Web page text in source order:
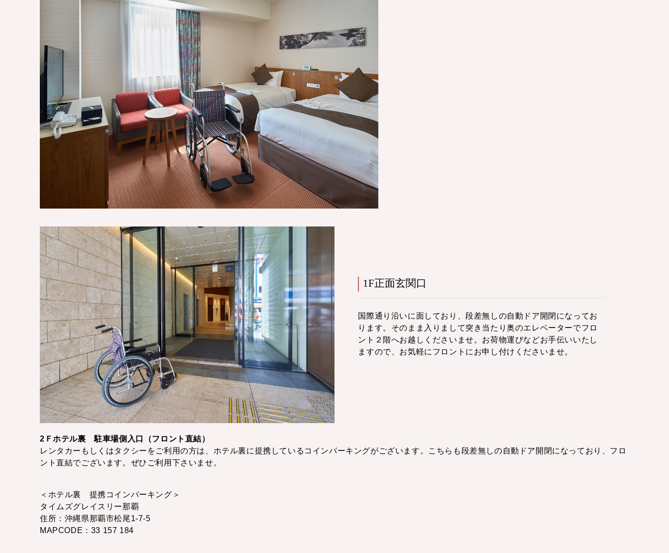
1F正面玄関口
国際通り沿いに面しており、段差無しの自動ドア開閉になってお
ります。そのまま入りまして突き当たり奥のエレベーターでフロ
ント２階へお越しくださいませ。お荷物運びなどお手伝いいたし
ますので、お気軽にフロントにお申し付けくださいませ。
2Ｆホテル裏 駐車場側入口（フロント直結）
レンタカーもしくはタクシーをご利用の方は、ホテル裏に提携しているコインパーキングがございます。こちらも段差無しの自動ドア開閉になっており、フロ
ント直結でございます。ぜひご利用下さいませ。
＜ホテル裏 提携コインパーキング＞
タイムズグレイスリー那覇
住所：沖縄県那覇市松尾1-7-5
MAPCODE：33 157 184